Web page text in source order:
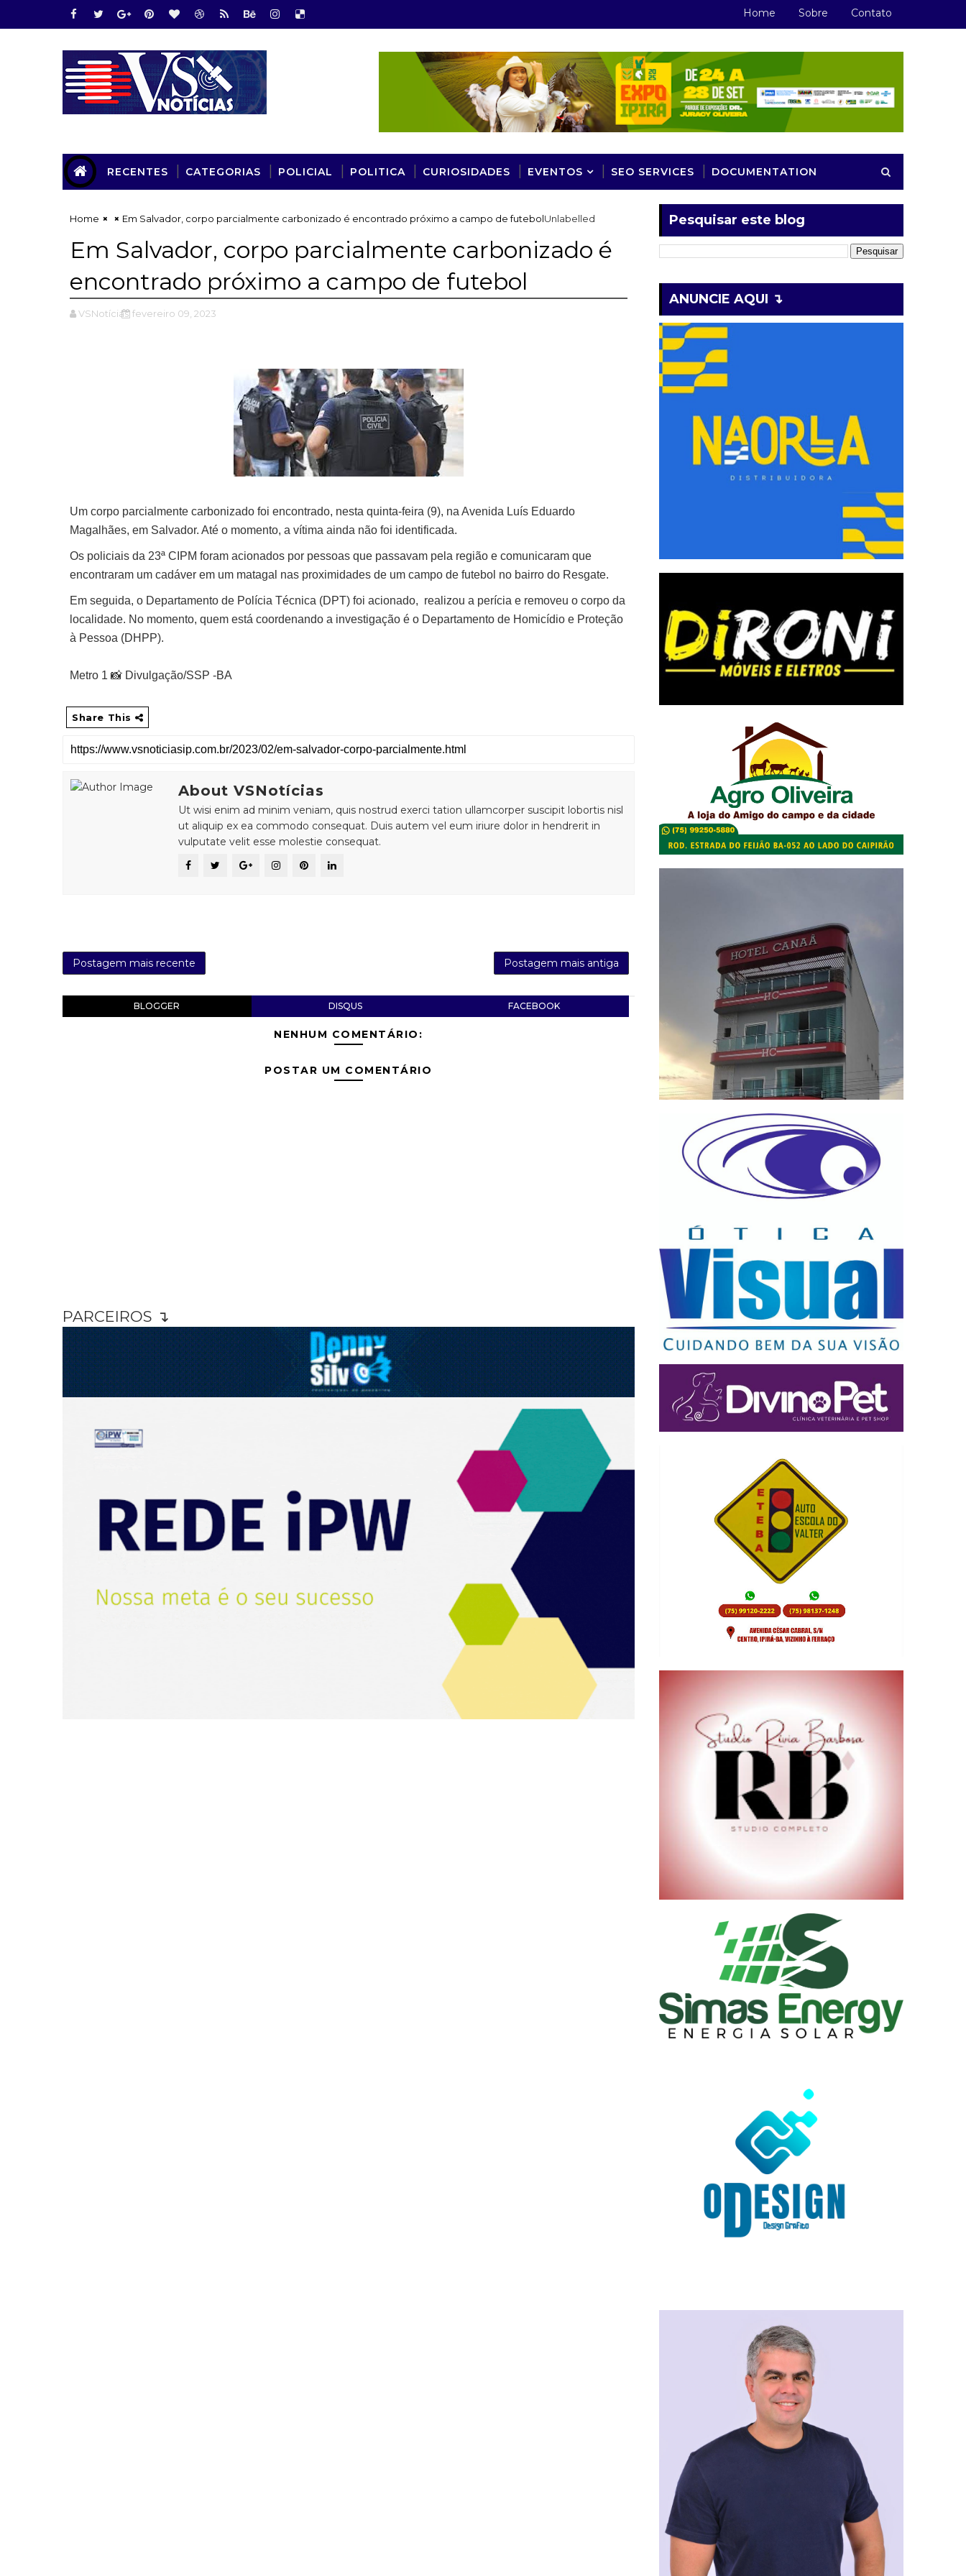
Home Sobre Contato
RECENTES CATEGORIAS POLICIAL POLITICA CURIOSIDADES EVENTOS SEO SERVICES DOCUMENTATION
Home Unlabelled
Em Salvador, corpo parcialmente carbonizado é encontrado próximo a campo de futebol
Em Salvador, corpo parcialmente carbonizado é
encontrado próximo a campo de futebol
VSNotícias fevereiro 09, 2023
Um corpo parcialmente carbonizado foi encontrado, nesta quinta-feira (9), na Avenida Luís Eduardo
Magalhães, em Salvador. Até o momento, a vítima ainda não foi identificada.
Os policiais da 23ª CIPM foram acionados por pessoas que passavam pela região e comunicaram que
encontraram um cadáver em um matagal nas proximidades de um campo de futebol no bairro do Resgate.
Em seguida, o Departamento de Polícia Técnica (DPT) foi acionado, realizou a perícia e removeu o corpo da
localidade. No momento, quem está coordenando a investigação é o Departamento de Homicídio e Proteção
à Pessoa (DHPP).
Metro 1 📸 Divulgação/SSP -BA
Share This
About VSNotícias
Ut wisi enim ad minim veniam, quis nostrud exerci tation ullamcorper suscipit lobortis nisl
ut aliquip ex ea commodo consequat. Duis autem vel eum iriure dolor in hendrerit in
vulputate velit esse molestie consequat.
Postagem mais recente Postagem mais antiga
BLOGGER DISQUS FACEBOOK
NENHUM COMENTÁRIO:
POSTAR UM COMENTÁRIO
PARCEIROS ↴
Pesquisar este blog
ANUNCIE AQUI ↴